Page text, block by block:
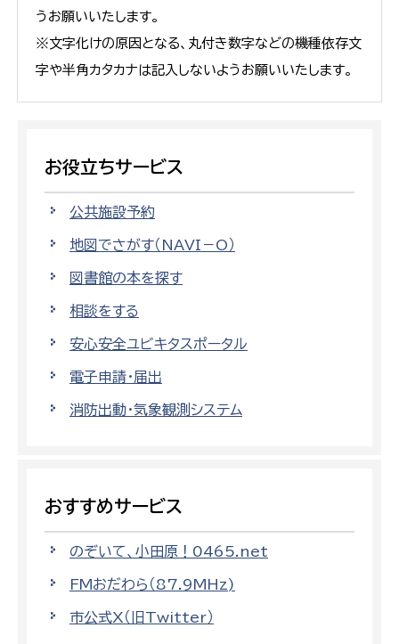
うお願いいたします。
※文字化けの原因となる、丸付き数字などの機種依存文
字や半角カタカナは記入しないようお願いいたします。
お役立ちサービス
公共施設予約
地図でさがす（NAVI－O）
図書館の本を探す
相談をする
安心安全ユビキタスポータル
電子申請・届出
消防出動・気象観測システム
おすすめサービス
のぞいて、小田原！0465.net
FMおだわら（87.9MHz)
市公式X（旧Twitter）